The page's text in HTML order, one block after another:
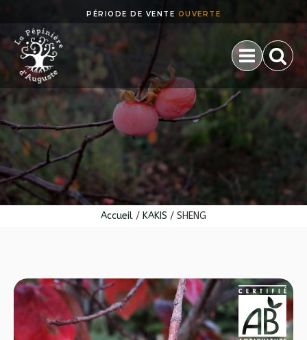
PARTICULIERS PROFESSIONNELS
PÉRIODE DE VENTE OUVERTE
Accueil / KAKIS / SHENG